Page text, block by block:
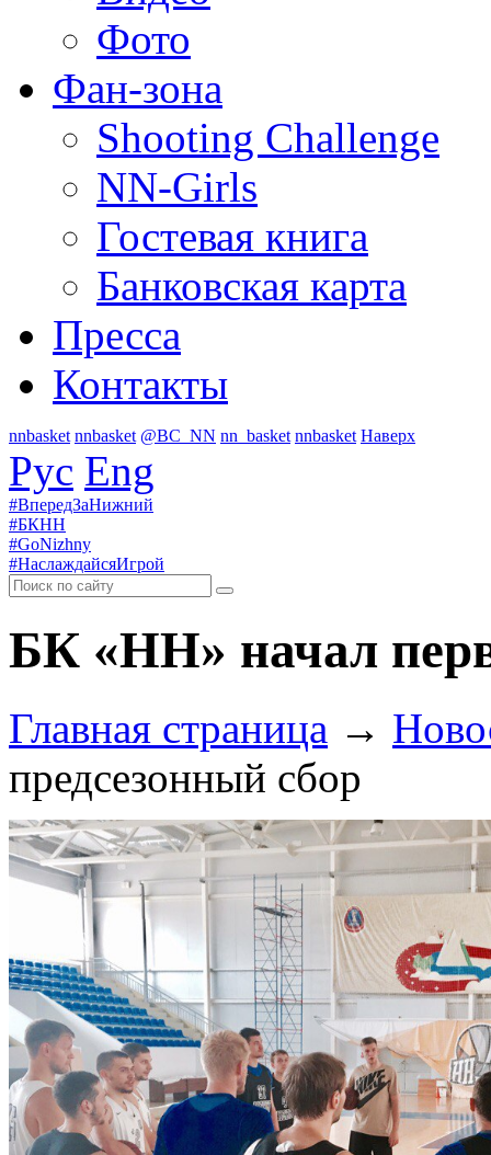
Фото
Фан-зона
Shooting Challenge
NN-Girls
Гостевая книга
Банковская карта
Пресса
Контакты
nnbasket nnbasket @BC_NN nn_basket nnbasket Наверх
Рус Eng
#ВпередЗаНижний
#БКНН
#GoNizhny
#НаслаждайсяИгрой
БК «НН» начал
Главная страница →
предсезонный сбор